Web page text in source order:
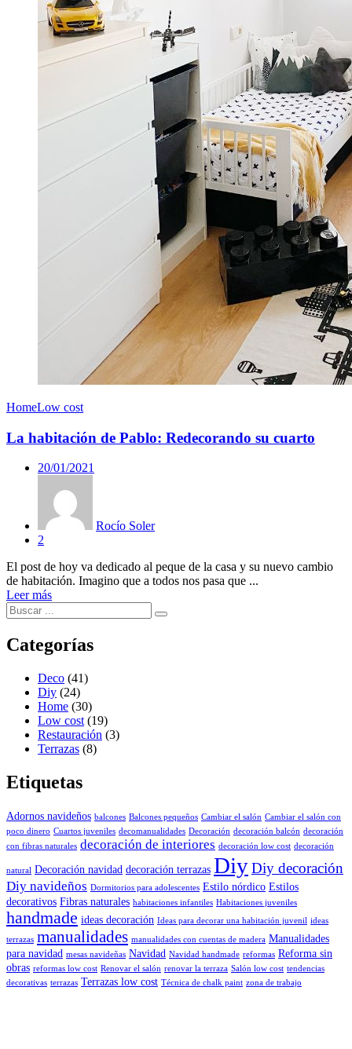
HomeLow cost
La habitación de Pablo: Redecorando su cuarto
20/01/2021
Rocío Soler
2
El post de hoy va dedicado al peque de la casa y su nuevo cambio
de habitación. Imagino que a todos nos pasa que ...
Leer más
Categorías
Deco (41)
Diy (24)
Home (30)
Low cost (19)
Restauración (3)
Terrazas (8)
Etiquetas
Adornos navideños balcones Balcones pequeños Cambiar el salón Cambiar el salón con
poco dinero Cuartos juveniles decomanualidades Decoración decoración balcón decoración
con fibras naturales decoración de interiores decoración low cost decoración
natural Decoración navidad decoración terrazas DiyDiy decoración
Diy navideños Dormitorios para adolescentes Estilo nórdico Estilos
decorativos Fibras naturales habitaciones infantiles Habitaciones juveniles
handmade ideas decoración Ideas para decorar una habitación juvenil ideas
terrazas manualidades manualidades con cuentas de madera Manualidades
para navidad mesas navideñas Navidad Navidad handmade reformas Reforma sin
obras reformas low cost Renovar el salón renovar la terraza Salón low cost tendencias
decorativas terrazas Terrazas low cost Técnica de chalk paint zona de trabajo